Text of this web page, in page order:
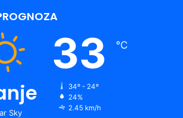
Sky
33 ℃
34º - 24º
24%
2.45 km/h